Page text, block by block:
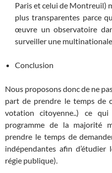
Paris et celui de Montreuil)
plus transparentes parce
œuvre un observatoire
surveiller une
Conclusion
Nous proposons donc de ne
part de prendre le temps de
votation citoyenne..) ce
programme de la majorité
prendre le temps de
indépendantes afin
régie publique).